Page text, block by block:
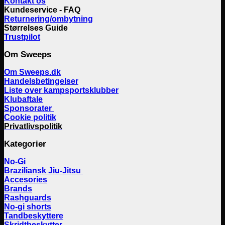
Kundeservice - FAQ
Returnering/ombytning
Størrelses Guide
Trustpilot
Om Sweeps
Om Sweeps.dk
Handelsbetingelser
Liste over kampsportsklubber
Klubaftale
Sponsorater
Cookie politik
Privatlivspolitik
Kategorier
No-Gi
Braziliansk Jiu-Jitsu
Accesories
Brands
Rashguards
No-gi shorts
Tandbeskyttere